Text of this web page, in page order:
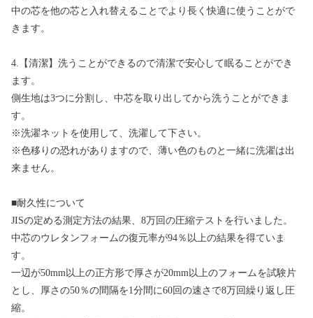
中の芯を他の芯と入れ替えることでより長く快適に使うことがで
きます。
4.【清潔】洗うことができるので清潔で安心して眠ることができ
ます。
側生地は3つに分割し、中芯を取り出してから洗うことができま
す。
※洗濯ネットを使用して、洗濯して下さい。
※色移りの恐れがありますので、薄い色のものと一緒に洗濯は出
来ません。
■耐久性について
JISの定める測定方法の結果、8万回の圧縮テストを行いました。
中芯のウレタンフォームの復元率が94％以上の結果を得ていま
す。
一辺が50mm以上の正方形で厚さが20mm以上のフォームを試験片
とし、厚さの50％の間隔を1分間に60回の速さで8万回繰り返し圧
縮。